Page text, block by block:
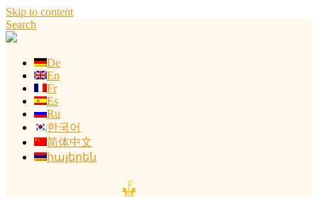
Skip to content
Search
De
En
Fr
Es
Ru
한국어
简体中文
հայերեն